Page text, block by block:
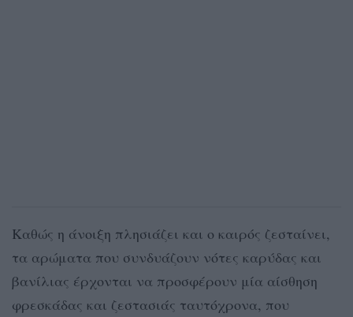
Καθώς η άνοιξη πλησιάζει και ο καιρός ζεσταίνει,
τα αρώματα που συνδυάζουν νότες καρύδας και
βανίλιας έρχονται να προσφέρουν μία αίσθηση
φρεσκάδας και ζεστασιάς ταυτόχρονα, που